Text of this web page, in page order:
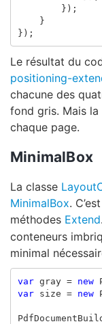
});
}
});
Le résultat du
positioning-
chacune des
fond gris. Mais
chaque page.
MinimalBox
La classe
MinimalBox.
méthodes Extend
conteneurs
minimal
var gray = new
var
size = new